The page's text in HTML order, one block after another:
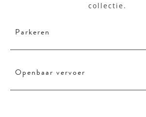
collectie.
Parkeren
Openbaar vervoer